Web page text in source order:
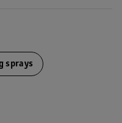
sprays